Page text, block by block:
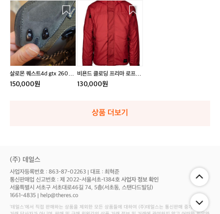
살
로
몬
퀘
스
트
4
d
g
t
살로몬 퀘스트4d gtx 260m
m
150,000원
드
클
로
딩
프
리
마
로
비욘드 클로딩 프리마 로프트
자켓
130,000원
상품 더보기
(주) 데얼스
사업자등록번호 : 863-87-02263 대표 : 최혁준
통신판매업 신고번호 : 제 2022-서울서초-1384호 사업자 정보 확인
서울특별시 서초구 서초대로46길 74, 5층(서초동, 스탠다드빌딩)
1661-4835
help@theres.co
‘데얼스'에서 직접 판매하는 상품을 제외한 모든 상품들에 대하여 (주)데얼스는 통신판매 중개자로서